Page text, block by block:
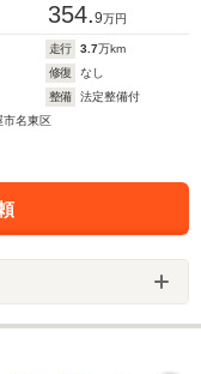
354.9万円
走行 3.7万km
修復
なし
整備
法定整備付
市名東区